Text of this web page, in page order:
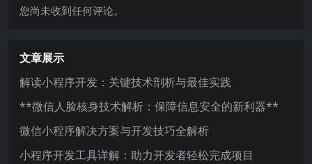
您尚未收到任何评论。
文章展示
解读小程序开发：关键技术剖析与最佳实践
**微信人脸核身技术解析：保障信息安全的新利器**
微信小程序解决方案与开发技巧全解析
小程序开发工具详解：助力开发者轻松完成项目